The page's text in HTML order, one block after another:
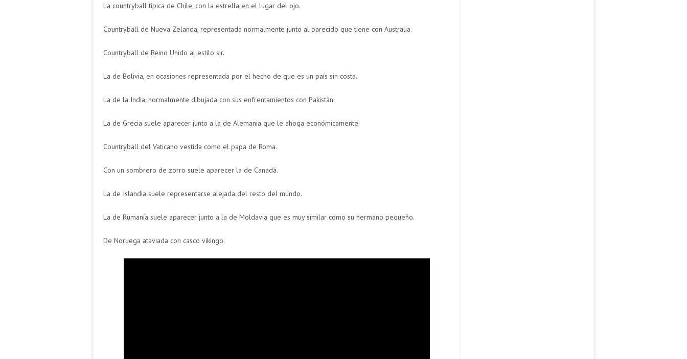
La countryball típica de Chile, con la estrella en el lugar del ojo.
Countryball de Nueva Zelanda, representada normalmente junto al parecido que tiene con Australia.
Countryball de Reino Unido al estilo sir.
La de Bolivia, en ocasiones representada por el hecho de que es un país sin costa.
La de la India, normalmente dibujada con sus enfrentamientos con Pakistán.
La de Grecia suele aparecer junto a la de Alemania que le ahoga económicamente.
Countryball del Vaticano vestida como el papa de Roma.
Con un sombrero de zorro suele aparecer la de Canadá.
La de Islandia suele representarse alejada del resto del mundo.
La de Rumanía suele aparecer junto a la de Moldavia que es muy similar como su hermano pequeño.
De Noruega ataviada con casco vikingo.